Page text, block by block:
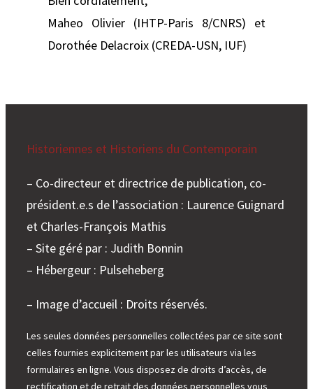
Maheo Olivier (IHTP-Paris 8/CNRS) et
Dorothée Delacroix (CREDA-USN, IUF)
Historiennes et Historiens du Contemporain
– Co-directeur et directrice de publication, co-
président.e.s de l’association : Laurence Guignard
et Charles-François Mathis
– Site géré par : Judith Bonnin
– Hébergeur : Pulseheberg
– Image d’accueil : Droits réservés.
Les seules données personnelles collectées par ce site sont
celles fournies explicitement par les utilisateurs via les
formulaires en ligne. Vous disposez de droits d’accès, de